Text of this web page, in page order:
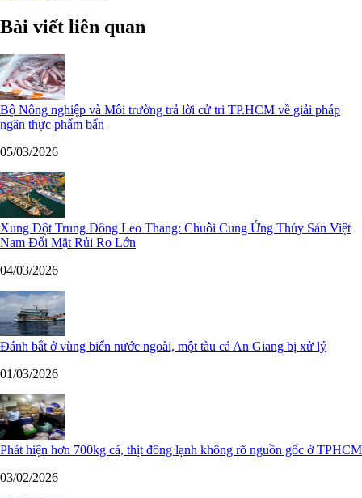
Bài viết liên quan
Bộ Nông nghiệp và Môi trường trả lời cử tri TP.HCM về giải pháp
ngăn thực phẩm bẩn
05/03/2026
Xung Đột Trung Đông Leo Thang: Chuỗi Cung Ứng Thủy Sản Việt
Nam Đối Mặt Rủi Ro Lớn
04/03/2026
Đánh bắt ở vùng biển nước ngoài, một tàu cá An Giang bị xử lý
01/03/2026
Phát hiện hơn 700kg cá, thịt đông lạnh không rõ nguồn gốc ở TPHCM
03/02/2026